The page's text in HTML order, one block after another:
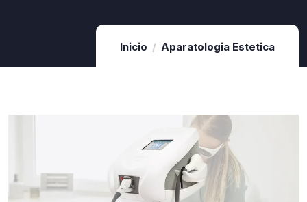
Inicio Aparatologia Estetica